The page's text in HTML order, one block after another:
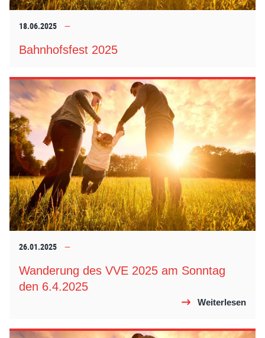
18.06.2025
Bahnhofsfest 2025
26.01.2025
Wanderung des VVE 2025 am Sonntag
den 6.4.2025
Weiterlesen